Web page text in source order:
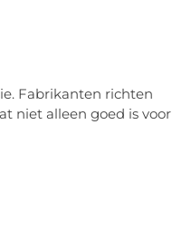
Fabrikanten richten
niet alleen goed is voor